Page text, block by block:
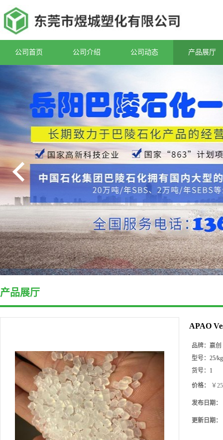
公司首页 公司介绍 公司动态 产品展厅
产品展厅
APAO
品牌： 赢创
型号： 25/kg
货号： 1
价格： ￥
发布日期：
更新日期：